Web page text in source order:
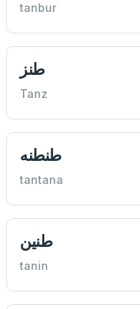
tanbur
طنز
Tanz
طنطنه
tantana
طنين
tanin